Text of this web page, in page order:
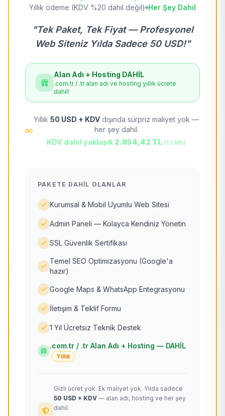
Yıllık ödeme (KDV %20 dahil değil) Her Şey Dahil
"Tek Paket, Tek Fiyat — Profesyonel
Web Siteniz Yılda Sadece 50 USD!"
Alan Adı + Hosting DAHİL
.com.tr / .tr alan adı ve hosting yıllık ücrete
dahil!
Yıllık 50 USD + KDV dışında sürpriz maliyet yok —
her şey dahil.
KDV dahil yaklaşık 2.854,42 TL (TCMB)
PAKETE DAHIL OLANLAR
Kurumsal & Mobil Uyumlu Web Sitesi
Admin Paneli — Kolayca Kendiniz Yönetin
SSL Güvenlik Sertifikası
Temel SEO Optimizasyonu (Google'a
hazır)
Google Maps & WhatsApp Entegrasyonu
İletişim & Teklif Formu
1 Yıl Ücretsiz Teknik Destek
.com.tr / .tr Alan Adı + Hosting — DAHİL
Yıllık
Gizli ücret yok. Ek maliyet yok. Yılda sadece
50 USD + KDV — alan adı, hosting ve her şey
dahil.